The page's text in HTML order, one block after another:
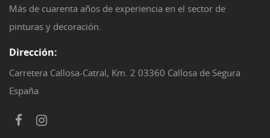
Más de cuarenta años de experiencia en el sector de
pinturas y decoración.
Dirección:
Carretera Callosa-Catral, Km. 2 03360 Callosa de Segura
España